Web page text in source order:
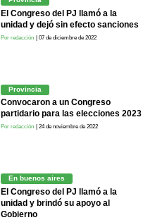
El Congreso del PJ llamó a la
unidad y dejó sin efecto sanciones
Por redacción | 07 de diciembre de 2022
Provincia
Convocaron a un Congreso
partidario para las elecciones 2023
Por redacción | 24 de noviembre de 2022
En buenos aires
El Congreso del PJ llamó a la
unidad y brindó su apoyo al
Gobierno